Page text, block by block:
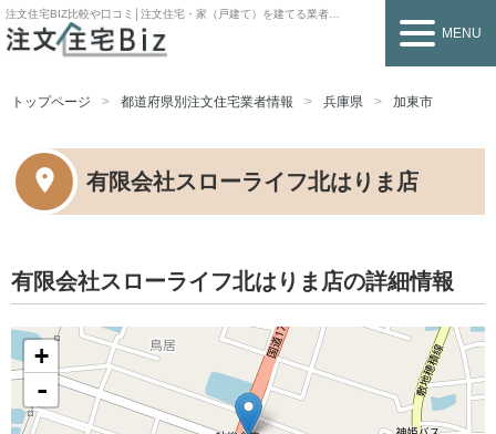
注文住宅BIZ比較や口コミ│注文住宅・家（戸建て）を建てる業者を探すなら
MENU
トップページ 都道府県別注文住宅業者情報 兵庫県 加東市
有限会社スローライフ北はりま店
有限会社スローライフ北はりま店の詳細情報
+
-